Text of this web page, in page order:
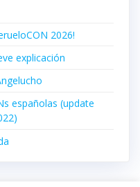
2026!
explicación
españolas (update